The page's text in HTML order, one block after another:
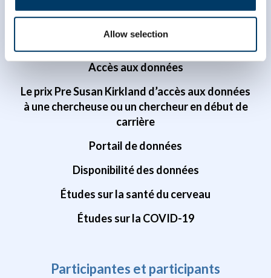
Allow selection
Chercheuses et chercheurs
Accès aux données
Le prix Pre Susan Kirkland d’accès aux données
à une chercheuse ou un chercheur en début de
carrière
Portail de données
Disponibilité des données
Études sur la santé du cerveau
Études sur la COVID-19
Participantes et participants